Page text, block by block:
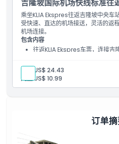
取消政策
吉隆坡国际机场快线标准往
乘坐KLIA Ekspres往返吉隆坡中央车
受快速、直达的机场接送，灵活的返
机场连接。
包含内容
往返KLIA Ekspres车票，连接吉
成人: US$ 24.43
儿童:US$ 10.99
订单